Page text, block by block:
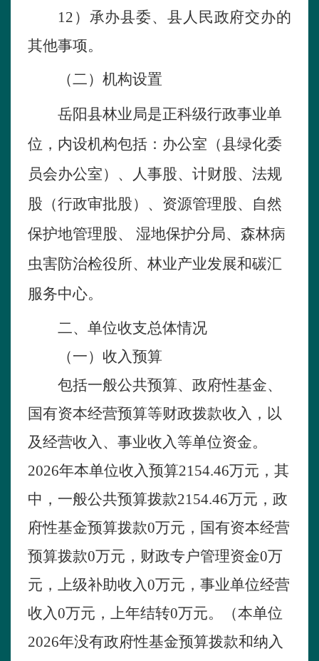
12） 承办县委、 县 人 民政府交办的
其他事项。
（二）机构设置
岳阳县林业局是正科级行政事业单
位，内设机构包括：办公室 （县绿化委
员会办公室）、人事股、计财股、 法规
股 （行政审批股）、资源管理股、
自然
保护地管理股、 湿地保护分局、 森林病
虫害防治检役所、 林业产业发展和碳汇
服务中心。
二、单位收支总体情况
（一）收入预算
包括一般公共预算、政府性基金、
国有资本经营预算等财政拨款收入，以
及经营收入、事业收入等单位资金。
2026年本单位收入预算2154.46万元，其
中，一般公共预算拨款2154.46万元，政
府性基金预算拨款0万元，国有资本经营
预算拨款0万元，财政专户管理资金0万
元，上级补助收入0万元，事业单位经营
收入0万元，上年结转0万元。（本单位
2026年没有政府性基金预算拨款和纳入